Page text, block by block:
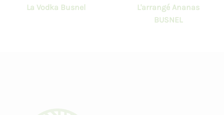
La Vodka Busnel
L'arrangé Ananas
BUSNEL